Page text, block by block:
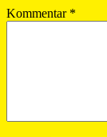
Kommentar *